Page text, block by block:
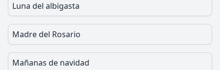
Luna del albigasta
Madre del Rosario
Mañanas de navidad